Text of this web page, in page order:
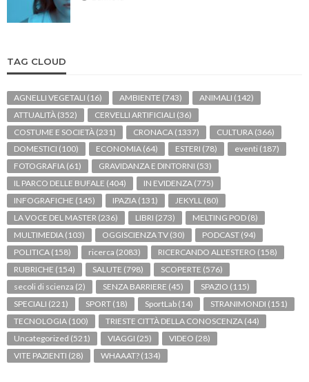
TAG CLOUD
AGNELLI VEGETALI (16) AMBIENTE (743) ANIMALI (142)
ATTUALITÀ (352) CERVELLI ARTIFICIALI (36)
COSTUME E SOCIETÀ (231) CRONACA (1337) CULTURA (366)
DOMESTICI (100) ECONOMIA (64) ESTERI (78) eventi (187)
FOTOGRAFIA (61) GRAVIDANZA E DINTORNI (53)
IL PARCO DELLE BUFALE (404) IN EVIDENZA (775)
INFOGRAFICHE (145) IPAZIA (131) JEKYLL (80)
LA VOCE DEL MASTER (236) LIBRI (273) MELTING POD (8)
MULTIMEDIA (103) OGGISCIENZA TV (30) PODCAST (94)
POLITICA (158) ricerca (2083) RICERCANDO ALL'ESTERO (158)
RUBRICHE (154) SALUTE (798) SCOPERTE (576)
secoli di scienza (2) SENZA BARRIERE (45) SPAZIO (115)
SPECIALI (221) SPORT (18) SportLab (14) STRANIMONDI (151)
TECNOLOGIA (100) TRIESTE CITTÀ DELLA CONOSCENZA (44)
Uncategorized (521) VIAGGI (25) VIDEO (28)
VITE PAZIENTI (28) WHAAAT? (134)